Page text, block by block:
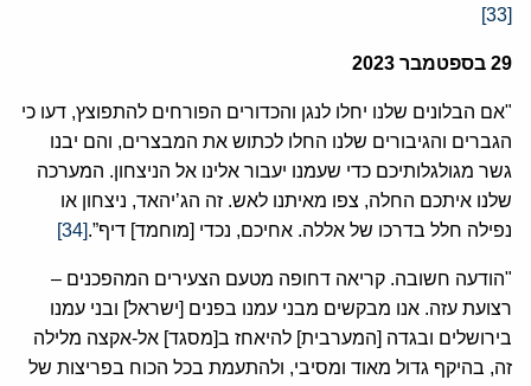
[33]
29 בספטמבר 2023
"אם הבלונים שלנו יחלו לנגן והכדורים הפורחים להתפוצץ, דעו כי
הגברים והגיבורים שלנו החלו לכתוש את המבצרים, והם יבנו
גשר מגולגלותיכם כדי שעמנו יעבור אלינו אל הניצחון. המערכה
שלנו איתכם החלה, צפו מאיתנו לאש. זה הג’יהאד, ניצחון או
נפילה חלל בדרכו של אללה. אחיכם, נכדי [מוחמד] דיף”.[34]
"הודעה חשובה. קריאה דחופה מטעם הצעירים המהפכנים –
רצועת עזה. אנו מבקשים מבני עמנו בפנים [ישראל] ובני עמנו
בירושלים ובגדה [המערבית] להיאחז ב[מסגד] אל-אקצה מלילה
זה, בהיקף גדול מאוד ומסיבי, ולהתעמת בכל הכוח בפריצות של